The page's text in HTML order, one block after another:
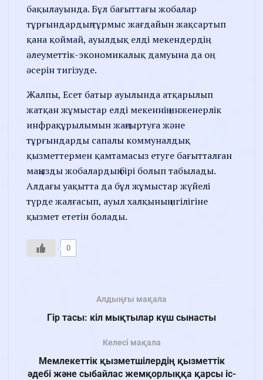
бақылауында. Бұл бағыттағы жобалар
тұрғындардың тұрмыс жағдайын жақсартып
қана қоймай, ауылдық елді мекендердің
әлеуметтік-экономикалық дамуына да оң
әсерін тигізуде.
Жалпы, Есет батыр ауылында атқарылып
жатқан жұмыстар елді мекеннің инженерлік
инфрақұрылымын жаңғыртуға және
тұрғындарды сапалы коммуналдық
қызметтермен қамтамасыз етуге бағытталған
маңызды жобалардың бірі болып табылады.
Алдағы уақытта да бұл жұмыстар жүйелі
түрде жалғасып, ауыл халқының игілігіне
қызмет ететін болады.
0
Алдыңғы мақала
Гір тасы: кіл мықтылар күш сынасты
Келесі мақала
Мемлекеттік қызметшілердің қызметтік
әдебі және сыбайлас жемқорлыққа қарсы іс-